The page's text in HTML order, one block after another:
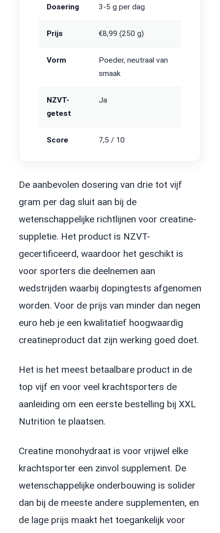
Dosering 3-5 g per dag
Prijs €8,99 (250 g)
Vorm
Poeder, neutraal van
smaak
NZVT-
getest
Ja
Score 7,5 / 10
De aanbevolen dosering van drie tot vijf
gram per dag sluit aan bij de
wetenschappelijke richtlijnen voor creatine-
suppletie. Het product is NZVT-
gecertificeerd, waardoor het geschikt is
voor sporters die deelnemen aan
wedstrijden waarbij dopingtests afgenomen
worden. Voor de prijs van minder dan negen
euro heb je een kwalitatief hoogwaardig
creatineproduct dat zijn werking goed doet.
Het is het meest betaalbare product in de
top vijf en voor veel krachtsporters de
aanleiding om een eerste bestelling bij XXL
Nutrition te plaatsen.
Creatine monohydraat is voor vrijwel elke
krachtsporter een zinvol supplement. De
wetenschappelijke onderbouwing is solider
dan bij de meeste andere supplementen, en
de lage prijs maakt het toegankelijk voor